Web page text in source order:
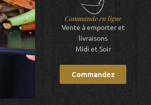
Commande en ligne
Vente à emporter et
livraisons
Midi et Soir
Commandez